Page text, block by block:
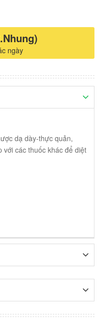
ngày
dạ dày-thực quản,
với các thuốc khác để diệt